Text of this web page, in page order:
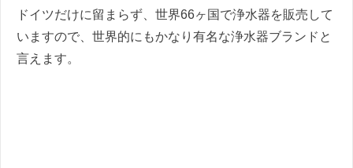
ドイツだけに留まらず、世界66ヶ国で浄水器を販売して
いますので、世界的にもかなり有名な浄水器ブランドと
言えます。